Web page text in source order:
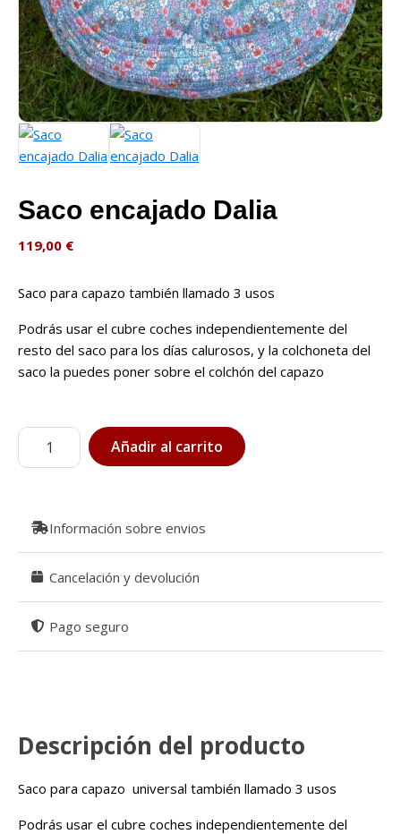
Saco encajado Dalia
119,00 €
Saco para capazo también llamado 3 usos
Podrás usar el cubre coches independientemente del
resto del saco para los días calurosos, y la colchoneta del
saco la puedes poner sobre el colchón del capazo
Saco
encajado
Añadir al carrito
Información sobre envios
Cancelación y devolución
Pago seguro
Descripción del producto
Saco para capazo universal también llamado 3 usos
Podrás usar el cubre coches independientemente del